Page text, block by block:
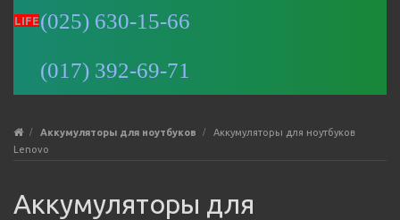
LIFE(025) 630-15-66
(017) 392-69-71
Аккумуляторы для ноутбуков
Аккумуляторы для ноутбуков
Lenovo
Аккумуляторы для